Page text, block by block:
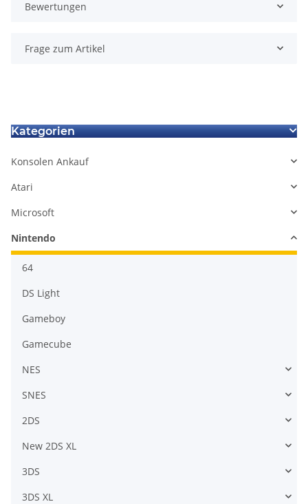
Bewertungen
Frage zum Artikel
Kategorien
Konsolen Ankauf
Atari
Microsoft
Nintendo
64
DS Light
Gameboy
Gamecube
NES
SNES
2DS
New 2DS XL
3DS
3DS XL